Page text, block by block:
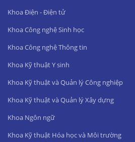
Khoa Điện - Điện tử
Khoa Công nghệ Sinh học
Khoa Công nghệ Thông tin
Khoa Kỹ thuật Y sinh
Khoa Kỹ thuật và Quản lý Công nghiệp
Khoa Kỹ thuật và Quản lý Xây dựng
Khoa Ngôn ngữ
Khoa Kỹ thuật Hóa học và Môi trường